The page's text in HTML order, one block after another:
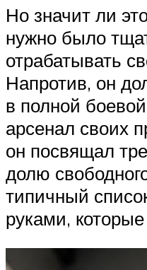
Но значит ли
нужно было
отрабатывать
Напротив, он
в полной
арсенал своих
он посвящал
долю
типичный
руками,